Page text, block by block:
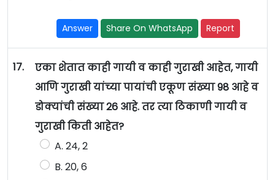
Answer Share On WhatsApp Report
17.
एका शेतात काही गायी व काही गुराखी आहेत, गायी
आणि गुराखी यांच्या पायांची एकूण संख्या 98 आहे व
डोक्यांची संख्या 26 आहे. तर त्या ठिकाणी गायी व
गुराखी किती आहेत?
A. 24, 2
B. 20, 6